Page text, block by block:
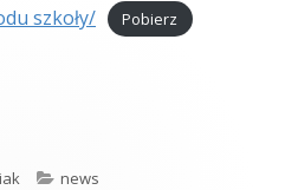
szkoły/
Pobierz
Kategorie
news